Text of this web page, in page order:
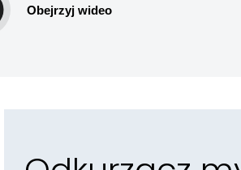
Obejrzyj wideo